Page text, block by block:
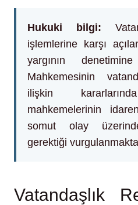
Hukuki bilgi:
işlemlerine karşı
yargının
Mahkemesinin
ilişkin
mahkemelerinin
somut olay
gerektiği
Vatandaşlık